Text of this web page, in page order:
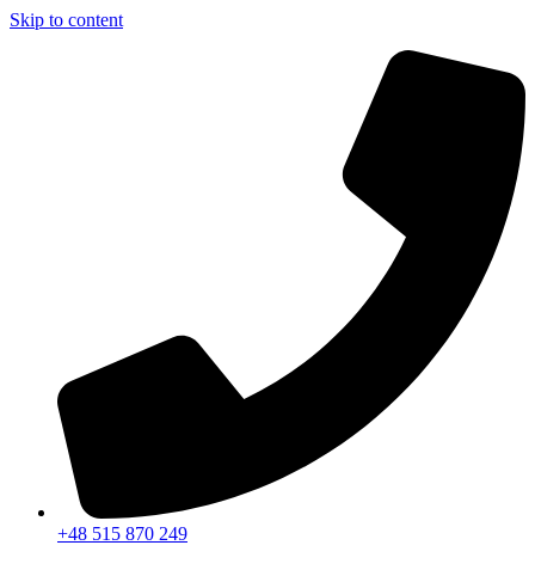
Skip to content
+48 515 870 249